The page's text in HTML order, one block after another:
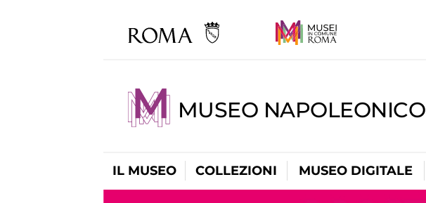
MUSEO NAPOLEONICO
IL MUSEO COLLEZIONI MUSEO DIGITALE